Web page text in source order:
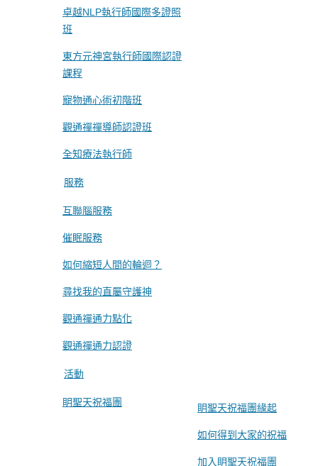
卓越NLP執行師國際多證照
班
東方元神宮執行師國際認證
課程
寵物通心術初階班
觀通禪禪導師認證班
全知療法執行師
服務
互聯腦服務
催眠服務
如何縮短人間的輪迴？
尋找我的直屬守護神
觀通禪通力點化
觀通禪通力認證
活動
眀聖天祝福團 眀聖天祝福團緣起
如何得到大家的祝福
加入眀聖天祝福團